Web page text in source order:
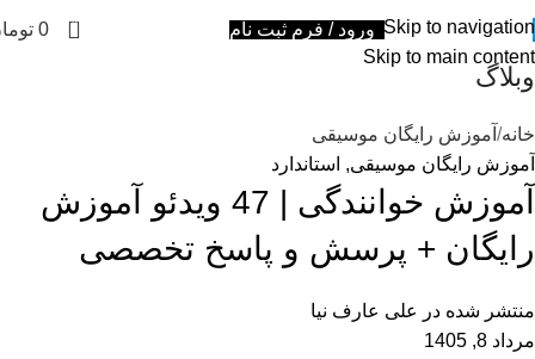
Skip to navigation
Skip to main content
ورود / فرم ثبت نام 0
0
وبلاگ
خانه آموزش رایگان موسیقی
آموزش رایگان موسیقی, استاندارد
آموزش خوانندگی | 47 ویدئو آموزش
رایگان + پرسش و پاسخ تخصصی
منتشر شده در
علی عارف نیا
مرداد 8, 1405